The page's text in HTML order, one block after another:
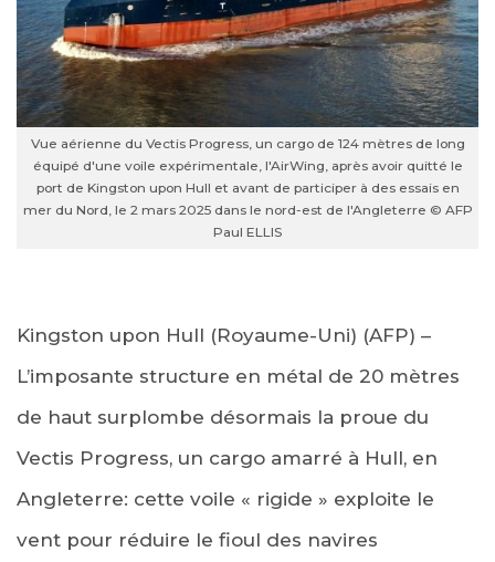
Vue aérienne du Vectis Progress, un cargo de 124 mètres de long
équipé d'une voile expérimentale, l'AirWing, après avoir quitté le
port de Kingston upon Hull et avant de participer à des essais en
mer du Nord, le 2 mars 2025 dans le nord-est de l'Angleterre © AFP
Paul ELLIS
Kingston upon Hull (Royaume-Uni) (AFP) –
L’imposante structure en métal de 20 mètres
de haut surplombe désormais la proue du
Vectis Progress, un cargo amarré à Hull, en
Angleterre: cette voile « rigide » exploite le
vent pour réduire le fioul des navires